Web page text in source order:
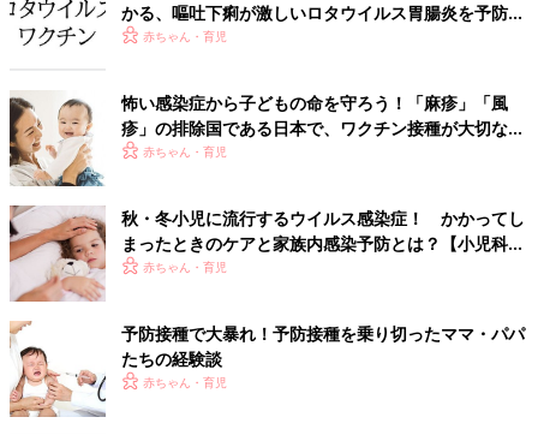
かる、嘔吐下痢が激しいロタウイルス胃腸炎を予防。
2020年10月から定期接種に
赤ちゃん・育児
怖い感染症から子どもの命を守ろう！「麻疹」「風
疹」の排除国である日本で、ワクチン接種が大切な理
由とは？【小児科医】
赤ちゃん・育児
秋・冬小児に流行するウイルス感染症！ かかってし
まったときのケアと家族内感染予防とは？【小児科医
監修】
赤ちゃん・育児
予防接種で大暴れ！予防接種を乗り切ったママ・パパ
たちの経験談
赤ちゃん・育児